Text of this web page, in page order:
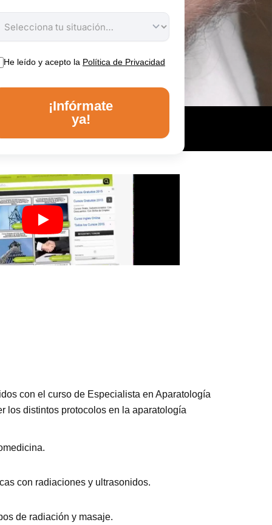
He leído y acepto la Política de Privacidad
¡Infórmate
ya!
con el curso de Especialista en Aparatología
los distintos protocolos en la aparatología
con radiaciones y ultrasonidos.
de radiación y masaje.